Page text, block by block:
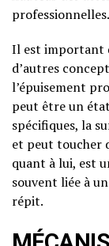
professionnelles.
Il est important
d’autres
l’épuisement
peut être un
spécifiques, la
et peut toucher
quant à lui, est
souvent liée à
répit.